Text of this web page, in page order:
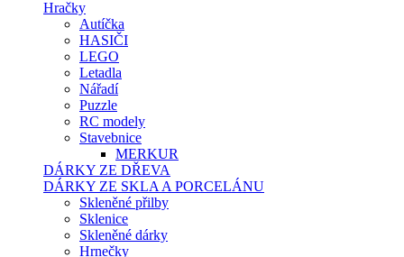
Hračky
Autíčka
HASIČI
LEGO
Letadla
Nářadí
Puzzle
RC modely
Stavebnice
MERKUR
DÁRKY ZE DŘEVA
DÁRKY ZE SKLA A PORCELÁNU
Skleněné přilby
Sklenice
Skleněné dárky
Hrnečky